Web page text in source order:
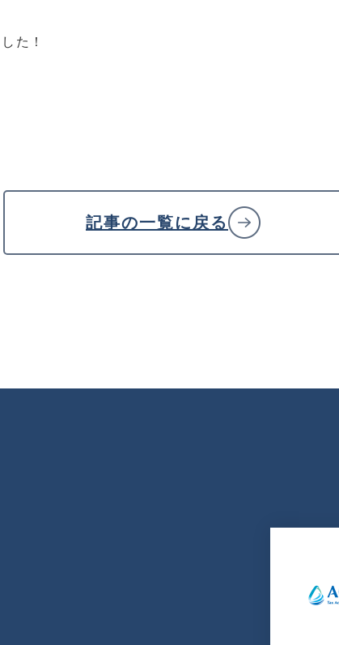
た！
記事の一覧に戻る